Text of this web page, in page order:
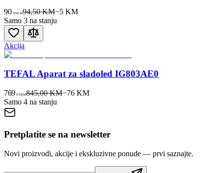
90 00KM94,50 KM−5KM
Samo 3 na stanju
Akcija
TEFAL Aparat za sladoled IG803AE0
769 00KM845,00 KM−76 KM
Samo 4 na stanju
Pretplatite se na newsletter
Novi proizvodi, akcije i ekskluzivne ponude — prvi saznajte.